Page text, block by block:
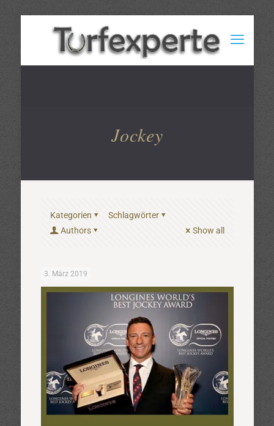
Jockey
Kategorien
Schlagwörter
Authors
Show all
3. März 2019